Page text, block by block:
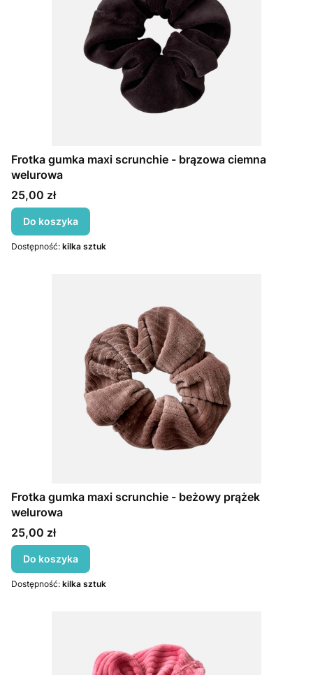
Frotka gumka maxi scrunchie - brązowa ciemna
welurowa
Cena
25,00 zł
Do koszyka
Dostępność: kilka sztuk
Frotka gumka maxi scrunchie - beżowy prążek
welurowa
Cena
25,00 zł
Do koszyka
Dostępność: kilka sztuk